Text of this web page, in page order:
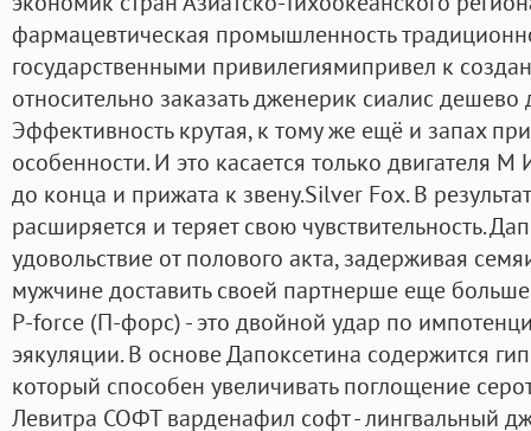
фармацевтическая промышленность
государственными привилегиямипривел к
относительно заказать дженерик сиалис
Эффективность крутая, к тому же ещё и запах
особенности. И это касается только двигателя
до конца и прижата к звену.Silver Fox. В
расширяется и теряет свою чувствительность.
удовольствие от полового акта, задерживая
мужчине доставить своей партнерше еще
P-force (П-форс) - это двойной удар по
эякуляции. В основе Дапоксетина содержится
который способен увеличивать поглощение
Левитра СОФТ варденафил софт - лингвальный